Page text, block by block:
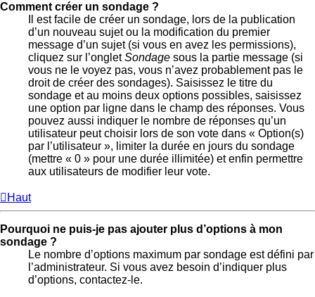
Comment créer un sondage ?
Il est facile de créer un sondage, lors de la publication
d’un nouveau sujet ou la modification du premier
message d’un sujet (si vous en avez les permissions),
cliquez sur l’ongletSondage sous la partie message (si
vous ne le voyez pas, vous n’avez probablement pas le
droit de créer des sondages). Saisissez le titre du
sondage et au moins deux options possibles, saisissez
une option par ligne dans le champ des réponses. Vous
pouvez aussi indiquer le nombre de réponses qu’un
utilisateur peut choisir lors de son vote dans « Option(s)
par l’utilisateur », limiter la durée en jours du sondage
(mettre « 0 » pour une durée illimitée) et enfin permettre
aux utilisateurs de modifier leur vote.
Haut
Pourquoi ne puis-je pas ajouter plus d’options à mon
sondage ?
Le nombre d’options maximum par sondage est défini par
l’administrateur. Si vous avez besoin d’indiquer plus
d’options, contactez-le.